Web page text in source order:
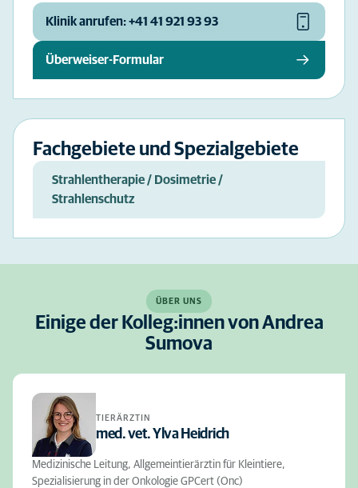
Klinik anrufen: +41 41 921 93 93
Überweiser-Formular
Fachgebiete und Spezialgebiete
Strahlentherapie / Dosimetrie /
Strahlenschutz
ÜBER UNS
Einige der Kolleg:innen von Andrea
Sumova
TIERÄRZTIN
med. vet. Ylva Heidrich
Medizinische Leitung, Allgemeintierärztin für Kleintiere,
Spezialisierung in der Onkologie GPCert (Onc)